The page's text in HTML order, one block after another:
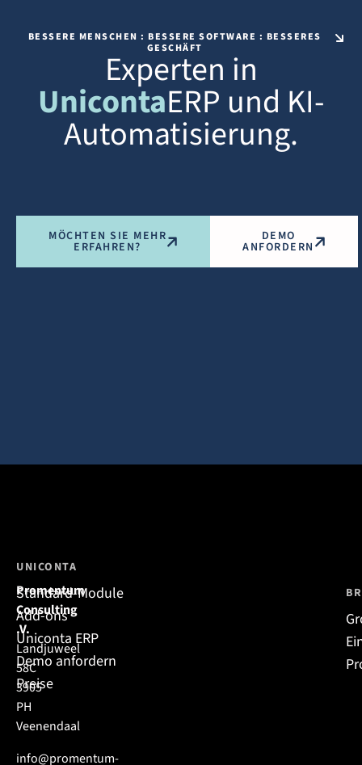
BESSERE MENSCHEN : BESSERE SOFTWARE : BESSERES
GESCHÄFT
Experten in
UnicontaERP und KI-
Automatisierung.
MÖCHTEN SIE MEHR
ERFAHREN?
DEMO
ANFORDERN
Promentum
Consulting
.V.
Landjuweel
58C
3905
PH
Veenendaal
info@promentum-
UNICONTA
Standard-Module
Add-ons
Uniconta ERP
Demo anfordern
Preise